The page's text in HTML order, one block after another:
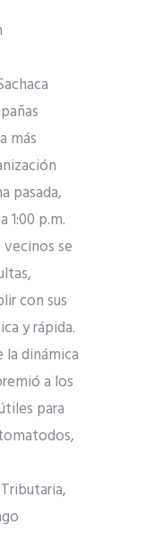
más
pasada,
1:00 p.m.
se
con sus
y rápida.
dinámica
a los
para